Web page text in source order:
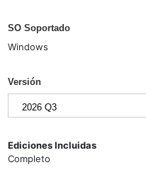
SO Soportado
Windows
Versión
Ediciones Incluidas
Completo